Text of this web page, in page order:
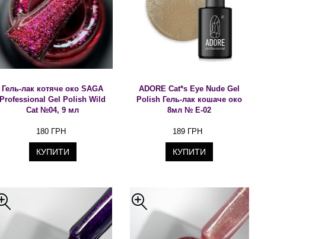
Гель-лак котяче око SAGA
Professional Gel Polish Wild
Cat №04, 9 мл
180 ГРН
КУПИТИ
ADORE Cat*s Eye Nude Gel
Polish Гель-лак кошаче око
8мл № E-02
189 ГРН
КУПИТИ